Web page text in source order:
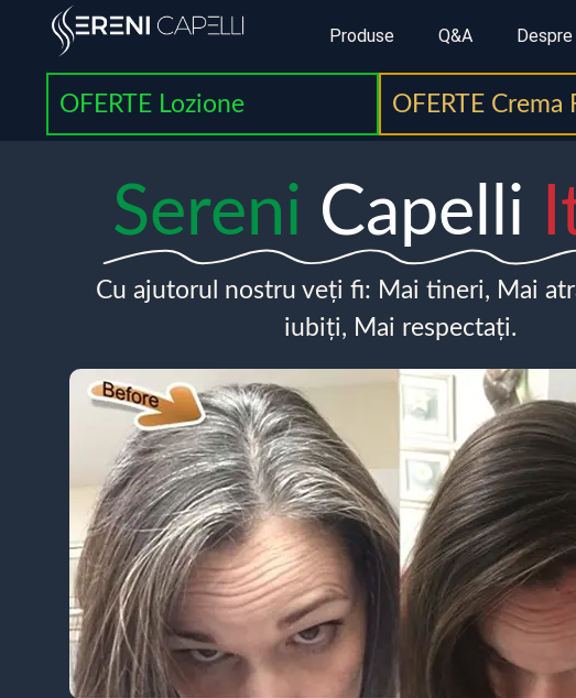
Produse Q&A Despre
OFERTE Lozione OFERTE Crema
Sereni Capelli
Cu ajutorul nostru veți fi: Mai tineri, Mai
iubiți, Mai respectați.